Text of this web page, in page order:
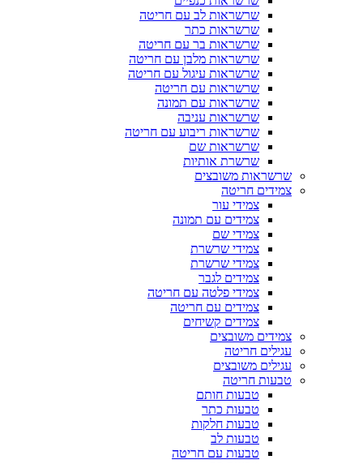
שרשראות לב עם חריטה
שרשראות כתר
שרשראות בר עם חריטה
שרשראות מלבן עם חריטה
שרשראות עיגול עם חריטה
שרשראות עם חריטה
שרשראות עם תמונה
שרשראות עניבה
שרשראות ריבוע עם חריטה
שרשראות שם
שרשרת אותיות
שרשראות משובצים
צמידים חריטה
צמידי עור
צמידים עם תמונה
צמידי שם
צמידי שרשרת
צמידי שרשרת
צמידים לגבר
צמידי פלטה עם חריטה
צמידים עם חריטה
צמידים קשיחים
צמידים משובצים
עגילים חריטה
עגילים משובצים
טבעות חריטה
טבעות חותם
טבעות כתר
טבעות חלקות
טבעות לב
טבעות עם חריטה